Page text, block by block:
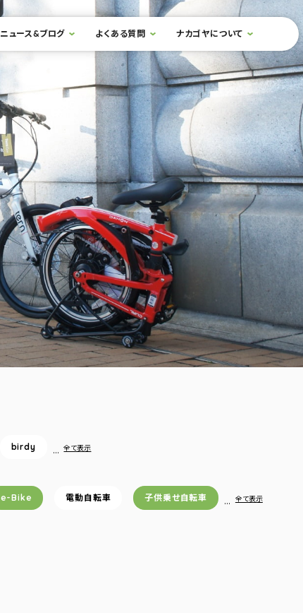
ニュース&ブログ よくある質問 ナカゴヤについて 検索
birdy … 全て表示
e-Bike 電動自転車 子供乗せ自転車 … 全て表示